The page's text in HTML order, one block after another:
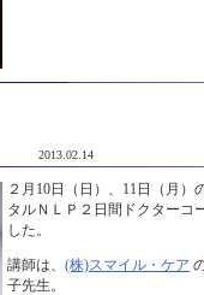
2013.02.14
２月10日（日）、11日（月
タルＮＬＰ２日間ドクターコ
した。
講師は、 (株)スマイル・ケア
子先生。